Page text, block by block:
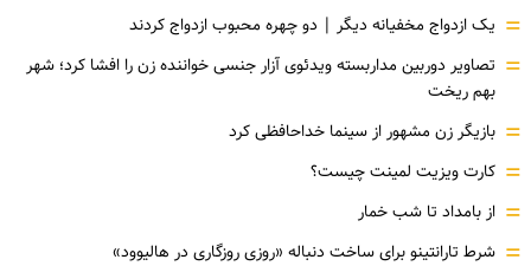
= یک ازدواج مخفیانه دیگر | دو چهره محبوب ازدواج کردند
= تصاویر دوربین مداربسته ویدئوی آزار جنسی خواننده زن را افشا کرد؛ شهر
بهم ریخت
= بازیگر زن مشهور از سینما خداحافظی کرد
= کارت ویزیت لمینت چیست؟
= از بامداد تا شب خمار
= شرط تارانتینو برای ساخت دنباله «روزی روزگاری در هالیوود»